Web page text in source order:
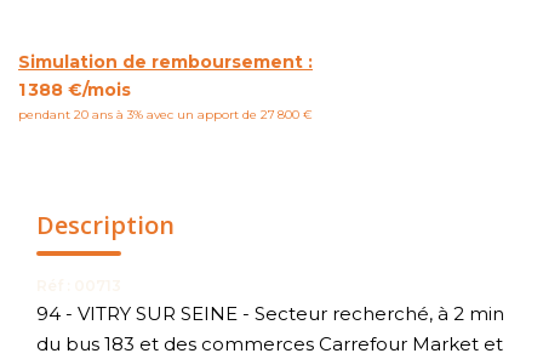
Simulation de remboursement :
1 388 €/mois
pendant 20 ans à 3% avec un apport de 27 800 €
Description
94 - VITRY SUR SEINE - Secteur recherché, à 2 min
du bus 183 et des commerces Carrefour Market et